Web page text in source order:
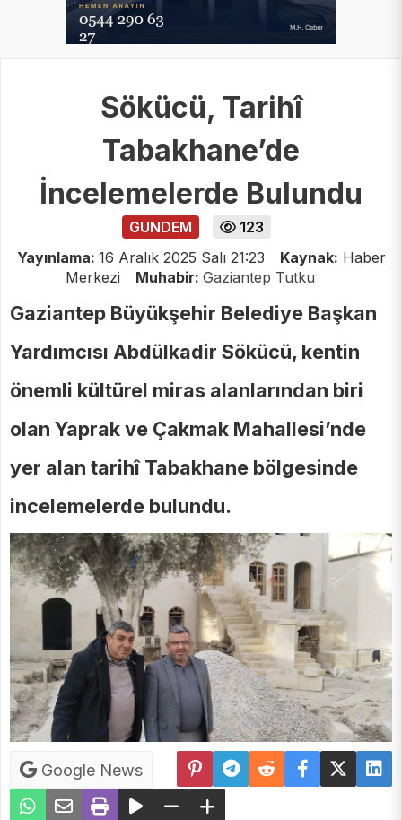
Sökücü, Tarihî
Tabakhane’de
İncelemelerde Bulundu
GUNDEM
123
Yayınlama: 16 Aralık 2025 Salı 21:23 Kaynak: Haber
Merkezi
Muhabir: Gaziantep Tutku
Gaziantep Büyükşehir Belediye Başkan
Yardımcısı Abdülkadir Sökücü, kentin
önemli kültürel miras alanlarından biri
olan Yaprak ve Çakmak Mahallesi’nde
yer alan tarihî Tabakhane bölgesinde
incelemelerde bulundu.
Google News